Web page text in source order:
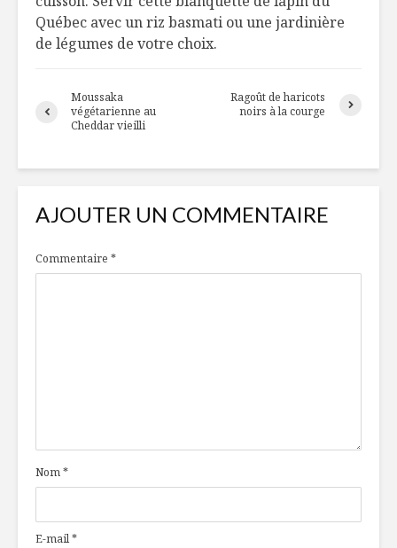
Québec avec un riz basmati ou une jardinière
de légumes de votre choix.
Moussaka
végétarienne au
Cheddar vieilli
Ragoût de haricots
noirs à la courge
AJOUTER UN COMMENTAIRE
Commentaire *
Nom*
E-mail*